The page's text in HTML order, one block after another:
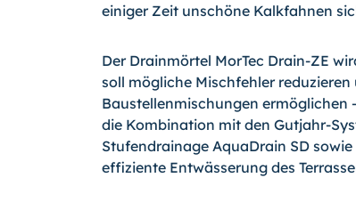
einiger Zeit unschöne Kalkfahnen
Der Drainmörtel MorTec Drain-ZE
soll mögliche Mischfehler
Baustellenmischungen ermöglichen
die Kombination mit den Gutjahr-
Stufendrainage AquaDrain SD
effiziente Entwässerung des